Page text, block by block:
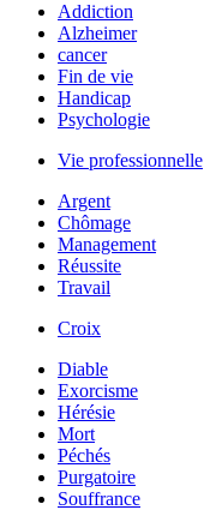
Addiction
Alzheimer
cancer
Fin de vie
Handicap
Psychologie
Vie professionnelle
Argent
Chômage
Management
Réussite
Travail
Croix
Diable
Exorcisme
Hérésie
Mort
Péchés
Purgatoire
Souffrance